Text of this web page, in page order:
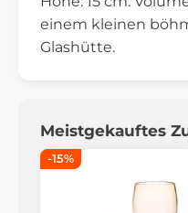
einem kleinen
Glashütte.
Meistgekauftes
-15%